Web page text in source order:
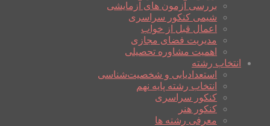
بررسی آزمون های آزمایشی
شیمی کنکور سراسری
اعمال قبل از خواب
مدیریت فضای مجازی
اهمیت مشاوره تحصیلی
انتخاب رشته
استعدادیابی و شخصیت‌شناسی
انتخاب رشته پایه نهم
کنکور سراسری
کنکور هنر
معرفی رشته ها